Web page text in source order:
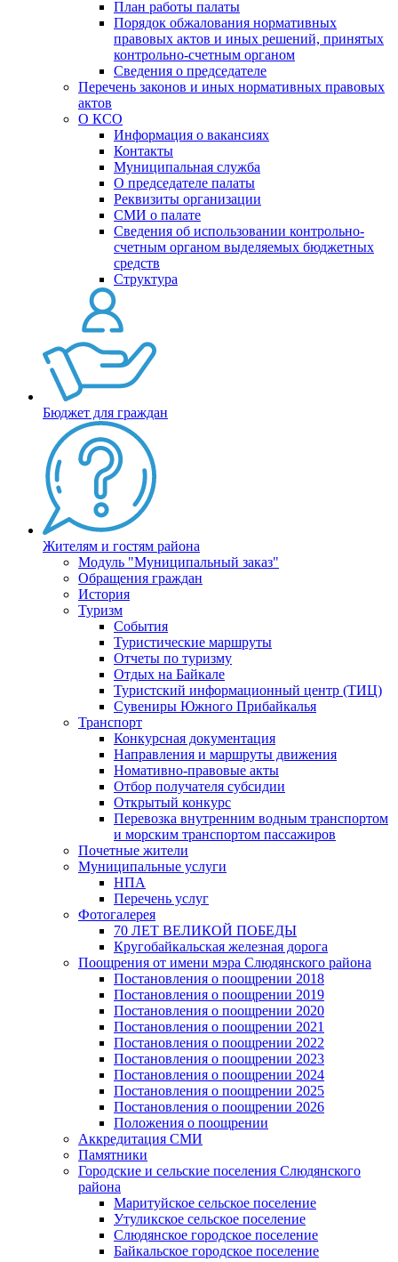
План работы палаты
Порядок обжалования нормативных
правовых актов и иных решений, принятых
контрольно-счетным органом
Сведения о председателе
Перечень законов и иных нормативных правовых
актов
О КСО
Информация о вакансиях
Контакты
Муниципальная служба
О председателе палаты
Реквизиты организации
СМИ о палате
Сведения об использовании контрольно-
счетным органом выделяемых бюджетных
средств
Структура
Бюджет для граждан
Жителям и гостям района
Модуль "Муниципальный заказ"
Обращения граждан
История
Туризм
События
Туристические маршруты
Отчеты по туризму
Отдых на Байкале
Туристский информационный центр (ТИЦ)
Сувениры Южного Прибайкалья
Транспорт
Конкурсная документация
Направления и маршруты движения
Номативно-правовые акты
Отбор получателя субсидии
Открытый конкурс
Перевозка внутренним водным транспортом
и морским транспортом пассажиров
Почетные жители
Муниципальные услуги
НПА
Перечень услуг
Фотогалерея
70 ЛЕТ ВЕЛИКОЙ ПОБЕДЫ
Кругобайкальская железная дорога
Поощрения от имени мэра Слюдянского района
Постановления о поощрении 2018
Постановления о поощрении 2019
Постановления о поощрении 2020
Постановления о поощрении 2021
Постановления о поощрении 2022
Постановления о поощрении 2023
Постановления о поощрении 2024
Постановления о поощрении 2025
Постановления о поощрении 2026
Положения о поощрении
Аккредитация СМИ
Памятники
Городские и сельские поселения Слюдянского
района
Маритуйское сельское поселение
Утуликское сельское поселение
Слюдянское городское поселение
Байкальское городское поселение